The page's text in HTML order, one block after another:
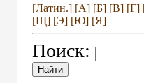
[Латин.] [А] [Б] [В] [Г]
[Щ] [Э] [Ю] [Я]
Поиск: